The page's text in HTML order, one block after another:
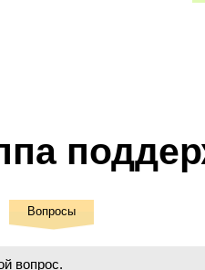
Вопросы
вопрос.